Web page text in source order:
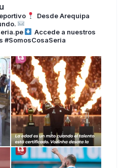
Desde Arequipa
Accede a nuestros
#SomosCosaSeria